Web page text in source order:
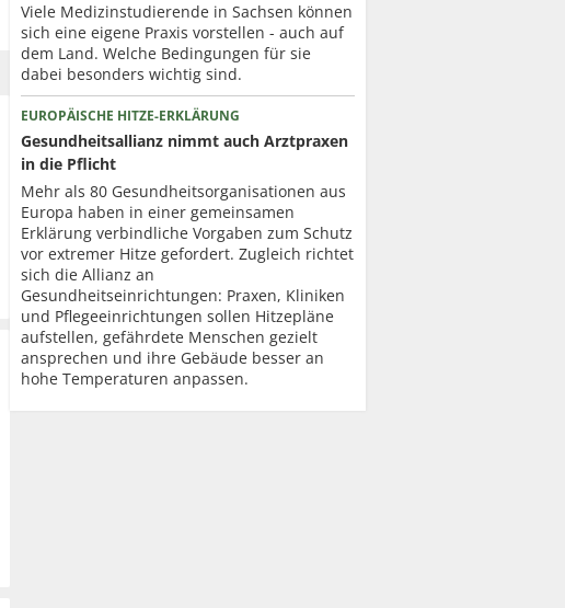
Viele Medizinstudierende in Sachsen können
sich eine eigene Praxis vorstellen - auch auf
dem Land. Welche Bedingungen für sie
dabei besonders wichtig sind.
EUROPÄISCHE HITZE-ERKLÄRUNG
Gesundheitsallianz nimmt auch Arztpraxen
in die Pflicht
Mehr als 80 Gesundheits­organisationen aus
Europa haben in einer gemeinsamen
Erklärung verbindliche Vorgaben zum Schutz
vor extremer Hitze gefordert. Zugleich richtet
sich die Allianz an
Gesundheitseinrichtungen: Praxen, Kliniken
und Pflegeeinrichtungen sollen Hitzepläne
aufstellen, gefährdete Menschen gezielt
ansprechen und ihre Gebäude besser an
hohe Temperaturen anpassen.